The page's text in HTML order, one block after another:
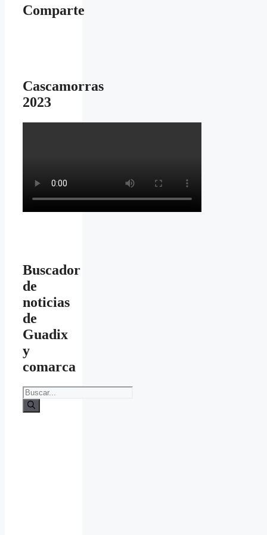
Comparte
Cascamorras
2023
Buscador
de
noticias
de
Guadix
y
comarca
Buscar: